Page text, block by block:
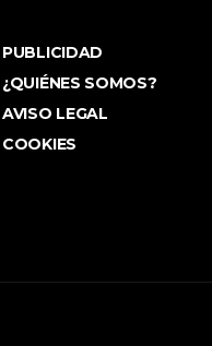
PUBLICIDAD
¿QUIÉNES SOMOS?
AVISO LEGAL
COOKIES